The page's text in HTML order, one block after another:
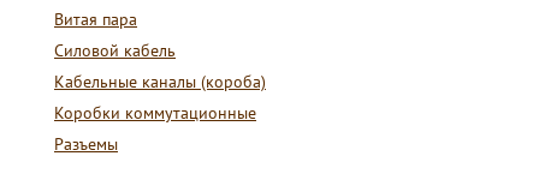
Витая пара
Силовой кабель
Кабельные каналы (короба)
Коробки коммутационные
Разъемы